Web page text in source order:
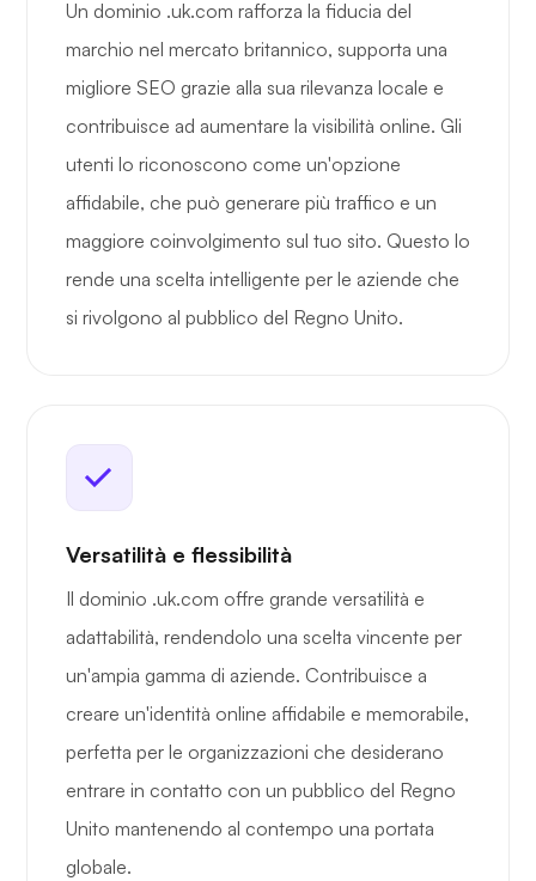
Un dominio .uk.com rafforza la fiducia del
marchio nel mercato britannico, supporta una
migliore SEO grazie alla sua rilevanza locale e
contribuisce ad aumentare la visibilità online. Gli
utenti lo riconoscono come un'opzione
affidabile, che può generare più traffico e un
maggiore coinvolgimento sul tuo sito. Questo lo
rende una scelta intelligente per le aziende che
si rivolgono al pubblico del Regno Unito.
Versatilità e flessibilità
Il dominio .uk.com offre grande versatilità e
adattabilità, rendendolo una scelta vincente per
un'ampia gamma di aziende. Contribuisce a
creare un'identità online affidabile e memorabile,
perfetta per le organizzazioni che desiderano
entrare in contatto con un pubblico del Regno
Unito mantenendo al contempo una portata
globale.